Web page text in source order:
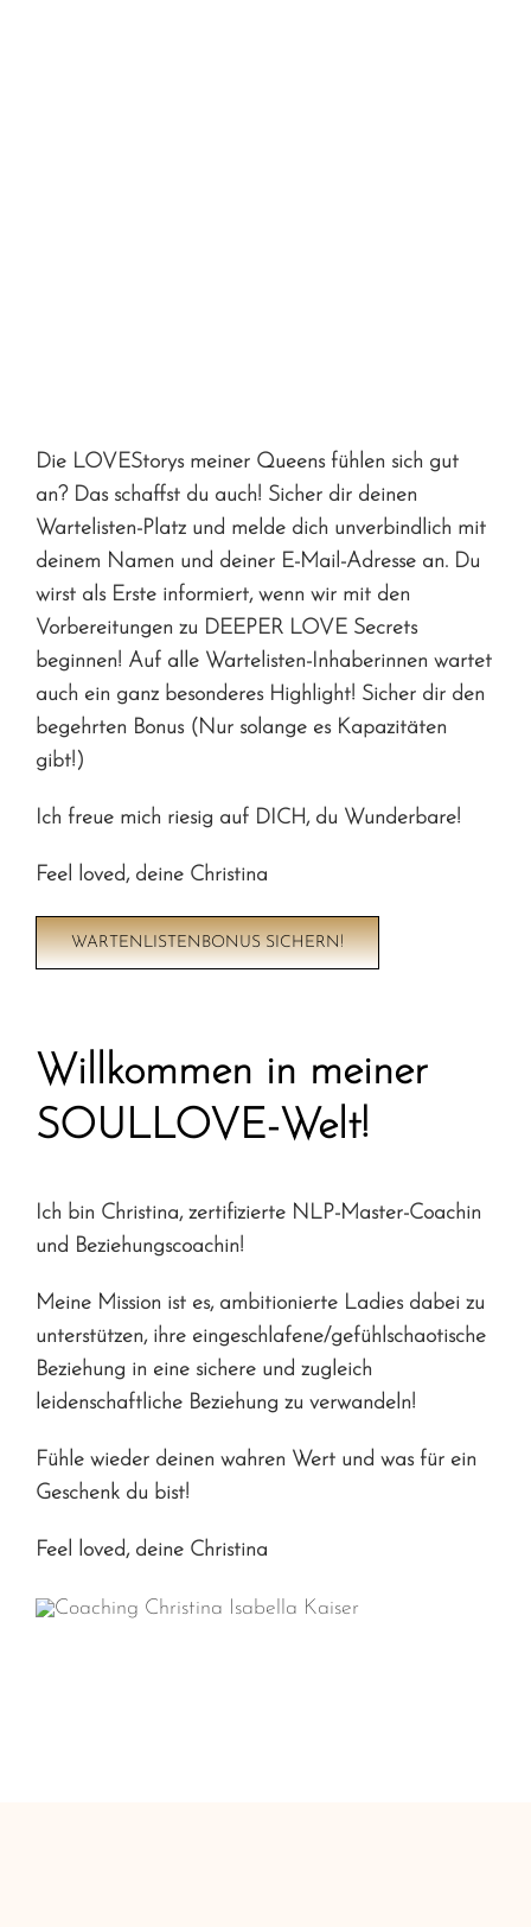
Die LOVEStorys meiner Queens fühlen sich gut
an? Das schaffst du auch! Sicher dir deinen
Wartelisten-Platz und melde dich unverbindlich mit
deinem Namen und deiner E-Mail-Adresse an. Du
wirst als Erste informiert, wenn wir mit den
Vorbereitungen zu DEEPER LOVE Secrets
beginnen! Auf alle Wartelisten-Inhaberinnen wartet
auch ein ganz besonderes Highlight! Sicher dir den
begehrten Bonus (Nur solange es Kapazitäten
gibt!)
Ich freue mich riesig auf DICH, du Wunderbare!
Feel loved, deine Christina
WARTENLISTENBONUS SICHERN!
Willkommen in meiner
SOULLOVE-Welt!
Ich bin Christina, zertifizierte NLP-Master-Coachin
und Beziehungscoachin!
Meine Mission ist es, ambitionierte Ladies dabei zu
unterstützen, ihre eingeschlafene/gefühlschaotische
Beziehung in eine sichere und zugleich
leidenschaftliche Beziehung zu verwandeln!
Fühle wieder deinen wahren Wert und was für ein
Geschenk du bist!
Feel loved, deine Christina